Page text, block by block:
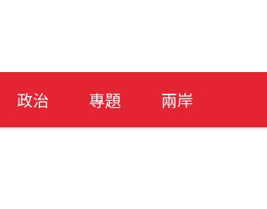
政治 專題 兩岸